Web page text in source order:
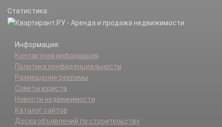
Статистика:
Информация:
Контактная информация
Политика конфиденциальности
Размещение рекламы
Советы юриста
Новости недвижимости
Каталог сайтов
Доска объявлений по строительству